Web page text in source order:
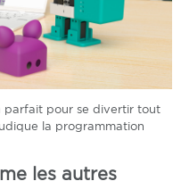
parfait pour se divertir tout
la programmation
les autres